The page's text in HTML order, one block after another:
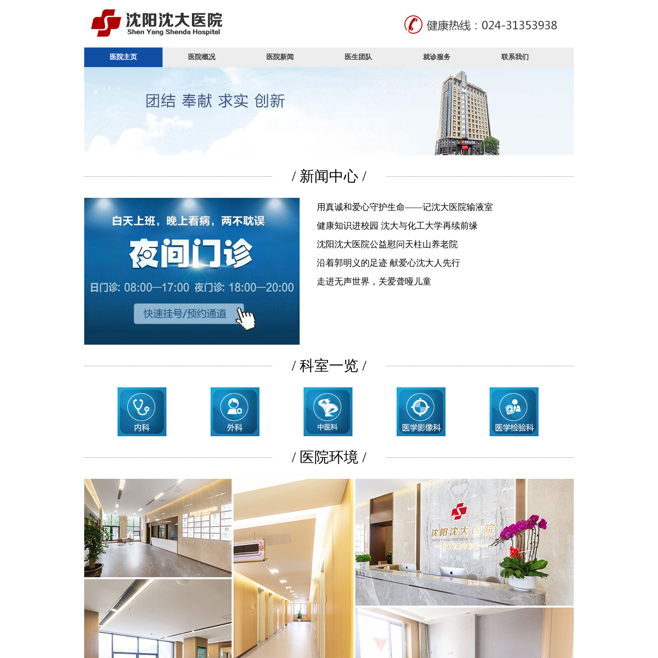
医院主页 医院概况 医院新闻 医生团队 就诊服务 联系我们
/ 新闻中心 /
用真诚和爱心守护生命——记沈大医院输液室
健康知识进校园 沈大与化工大学再续前缘
沈阳沈大医院公益慰问天柱山养老院
沿着郭明义的足迹 献爱心沈大人先行
走进无声世界，关爱聋哑儿童
/ 科室一览 /
/ 医院环境 /